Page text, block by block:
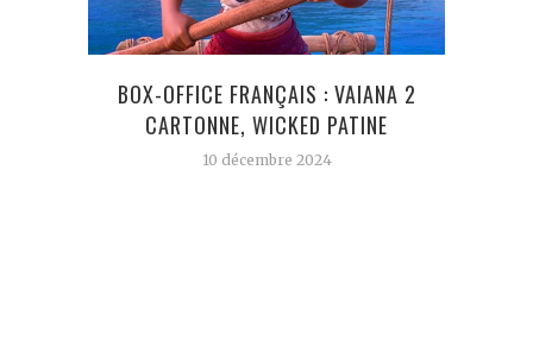
BOX-OFFICE FRANÇAIS : VAIANA 2
CARTONNE, WICKED PATINE
10 décembre 2024